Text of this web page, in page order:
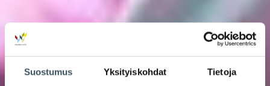
Suostumus Yksityiskohdat Tietoja